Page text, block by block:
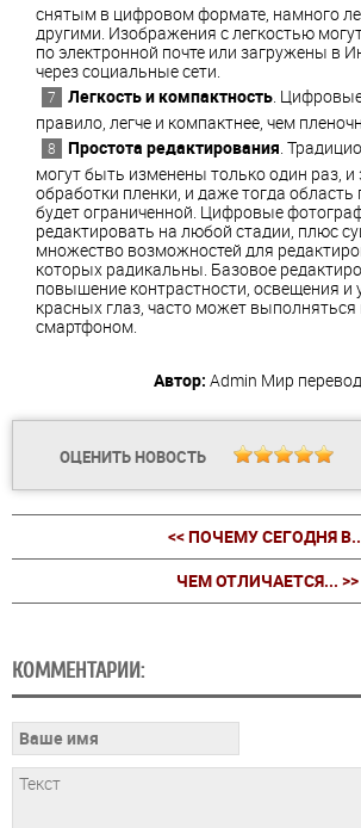
снятым в цифровом формате, намного
другими. Изображения с легкостью
по электронной почте или загружены в
через социальные сети.
Легкость и компактность .
правило, легче и компактнее, чем
Простота редактирования .
могут быть изменены только один раз, и
обработки пленки, и даже тогда
будет ограниченной. Цифровые
редактировать на любой стадии, плюс
множество возможностей для
которых радикальны. Базовое
повышение контрастности, освещения и
красных глаз, часто может
смартфоном.
Автор: Admin Мир
ОЦЕНИТЬ НОВОСТЬ
<< ПОЧЕМУ СЕГОДНЯ
ЧЕМ ОТЛИЧАЕТСЯ... >>
КОММЕНТАРИИ: